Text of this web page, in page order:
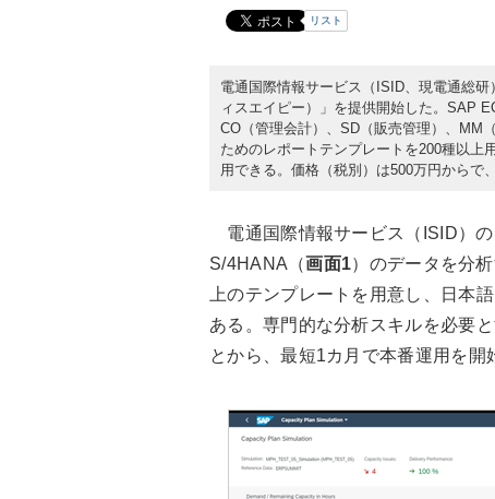
リスト
電通国際情報サービス（ISID、現電通総
ィスエイピー）」を提供開始した。SAP
CO（管理会計）、SD（販売管理）、MM
ためのレポートテンプレートを200種以上
用できる。価格（税別）は500万円からで
電通国際情報サービス（ISID）
S/4HANA（画面1）のデータを分
上のテンプレートを用意し、日本
ある。専門的な分析スキルを必要
とから、最短1カ月で本番運用を開